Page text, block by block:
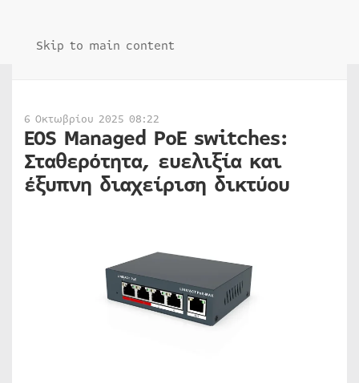
Skip to main content
6 Οκτωβρίου 2025 08:22
EOS Managed PoE switches:
Σταθερότητα, ευελιξία και
έξυπνη διαχείριση δικτύου